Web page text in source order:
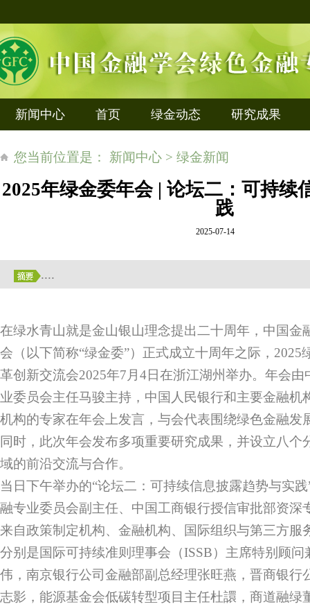
新闻中心 首页 绿金动态 研究成果
您当前位置是： 新闻中心 > 绿金新闻
2025年绿金委年会 | 论坛二：可持续
践
2025-07-14
....
在绿水青山就是金山银山理念提出二十周年，中国金
会（以下简称“绿金委”）正式成立十周年之际，2025
革创新交流会2025年7月4日在浙江湖州举办。年会
业委员会主任马骏主持，中国人民银行和主要金融机
机构的专家在年会上发言，与会代表围绕绿色金融发
同时，此次年会发布多项重要研究成果，并设立八个
域的前沿交流与合作。
当日下午举办的“论坛二：可持续信息披露趋势与实
融专业委员会副主任、中国工商银行授信审批部资深
来自政策制定机构、金融机构、国际组织与第三方服
分别是国际可持续准则理事会（ISSB）主席特别顾
伟，南京银行公司金融部副总经理张旺燕，晋商银行
志影，能源基金会低碳转型项目主任杜譞，商道融绿